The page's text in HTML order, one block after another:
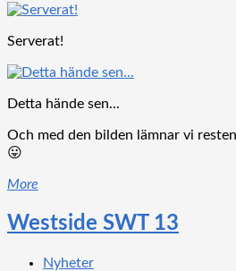
Serverat!
Detta hände sen...
Och med den bilden lämnar vi
😛
More
Westside SWT 13
Nyheter